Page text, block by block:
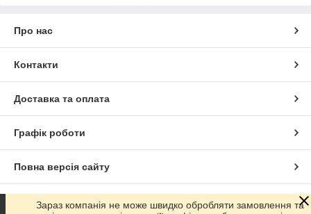
Про нас
Контакти
Доставка та оплата
Графік роботи
Повна версія сайту
Сайт створено на маркетплейсі Prom.ua
Зараз компанія не може швидко обробляти замовлення та